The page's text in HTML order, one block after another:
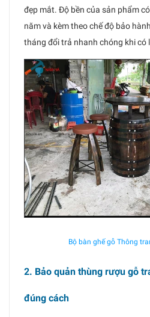
đẹp mắt. Độ bền của sản phẩm
năm và kèm theo chế độ bảo
tháng đổi trả nhanh chóng khi có
Bộ bàn ghế gỗ Thông
2. Bảo quản thùng rượu gỗ
đúng cách